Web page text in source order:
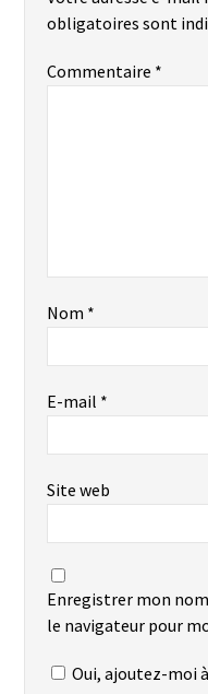
obligatoires sont
Commentaire *
Nom *
E-mail *
Site web
Enregistrer mon
le navigateur pour
Oui, ajoutez-moi